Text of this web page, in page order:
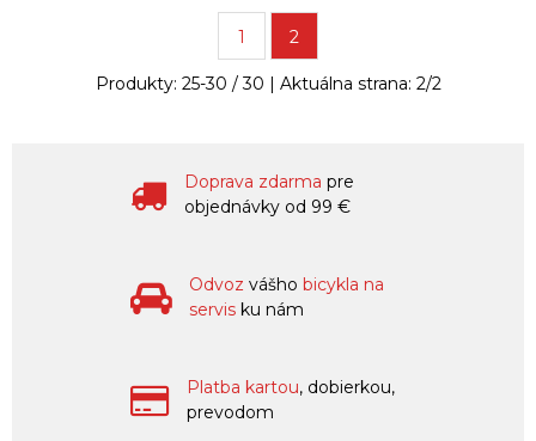
1 2
Produkty: 25-30 /30 | Aktuálna strana: 2/2
Doprava zdarma pre
objednávky od 99 €
Odvoz vášho bicykla na
servis ku nám
Platba kartou, dobierkou,
prevodom